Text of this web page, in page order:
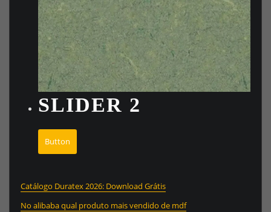
SLIDER 2
Button
Catálogo Duratex 2026: Download Grátis
No alibaba qual produto mais vendido de mdf